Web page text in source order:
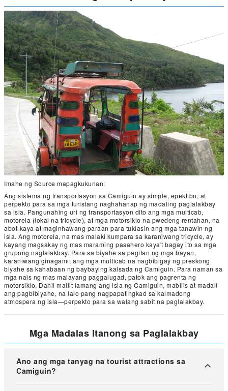
Imahe ng Source mapagkukunan:
Ang sistema ng transportasyon sa Camiguin ay simple, epektibo, at
perpekto para sa mga turistang naghahanap ng madaling paglalakbay
sa isla. Pangunahing uri ng transportasyon dito ang mga multicab,
motorela (lokal na tricycle), at mga motorsiklo na pwedeng rentahan, na
abot-kaya at maginhawang paraan para tuklasin ang mga tanawin ng
isla. Ang motorela, na mas malaki kumpara sa karaniwang tricycle, ay
kayang magsakay ng mas maraming pasahero kaya't bagay ito sa mga
grupong naglalakbay. Para sa biyahe sa pagitan ng mga bayan,
karaniwang ginagamit ang mga multicab na nagbibigay ng preskong
biyahe sa kahabaan ng baybaying kalsada ng Camiguin. Para naman sa
mga nais ng mas malayang paggalugad, patok ang pagrenta ng
motorsiklo. Dahil maliit lamang ang isla ng Camiguin, mabilis at madali
ang pagbibiyahe, na lalo pang nagpapatingkad sa kalmadong
atmospera ng isla—perpekto para sa walang sabit na paglalakbay.
Mga Madalas Itanong sa Paglalakbay
Ano ang mga tanyag na tourist attractions sa
Camiguin?